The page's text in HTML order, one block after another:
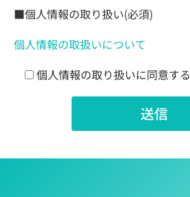
■個人情報の取り扱い(必須)
個人情報の取扱いについて
個人情報の取り扱いに同意する